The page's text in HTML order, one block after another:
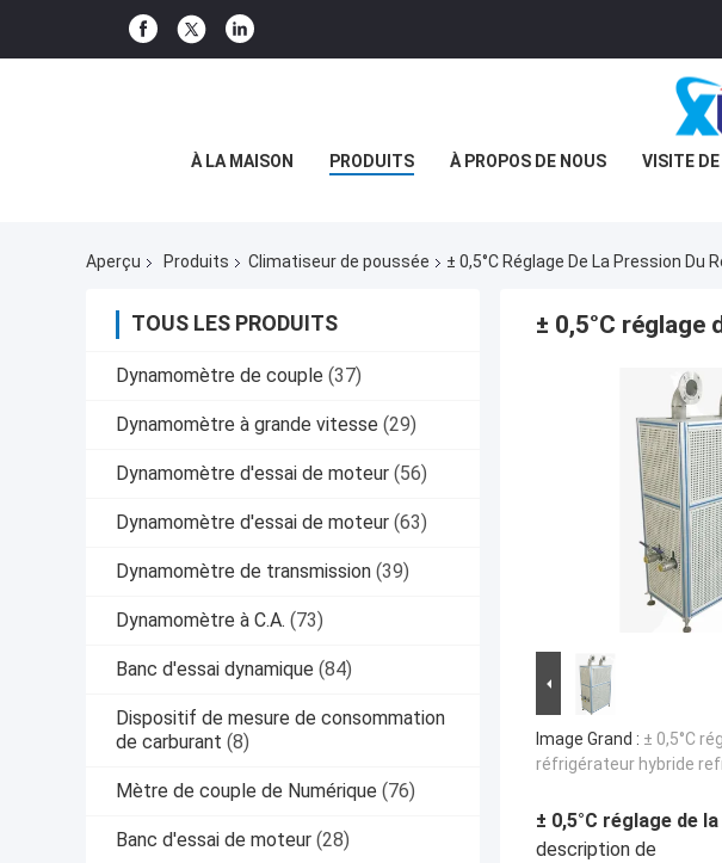
À LA MAISON PRODUITS À PROPOS DE NOUS VISITE
Aperçu Produits Climatiseur de poussée ± 0,5°C Réglage De La Pression
TOUS LES PRODUITS
Dynamomètre de couple (37)
Dynamomètre à grande vitesse (29)
Dynamomètre d'essai de moteur (56)
Dynamomètre d'essai de moteur (63)
Dynamomètre de transmission (39)
Dynamomètre à C.A. (73)
Banc d'essai dynamique (84)
Dispositif de mesure de consommation
de carburant (8)
Mètre de couple de Numérique (76)
Banc d'essai de moteur (28)
± 0,5°C
Image Grand : ± 0,5°C
réfrigérateur hybride
± 0,5°C réglage de
description de